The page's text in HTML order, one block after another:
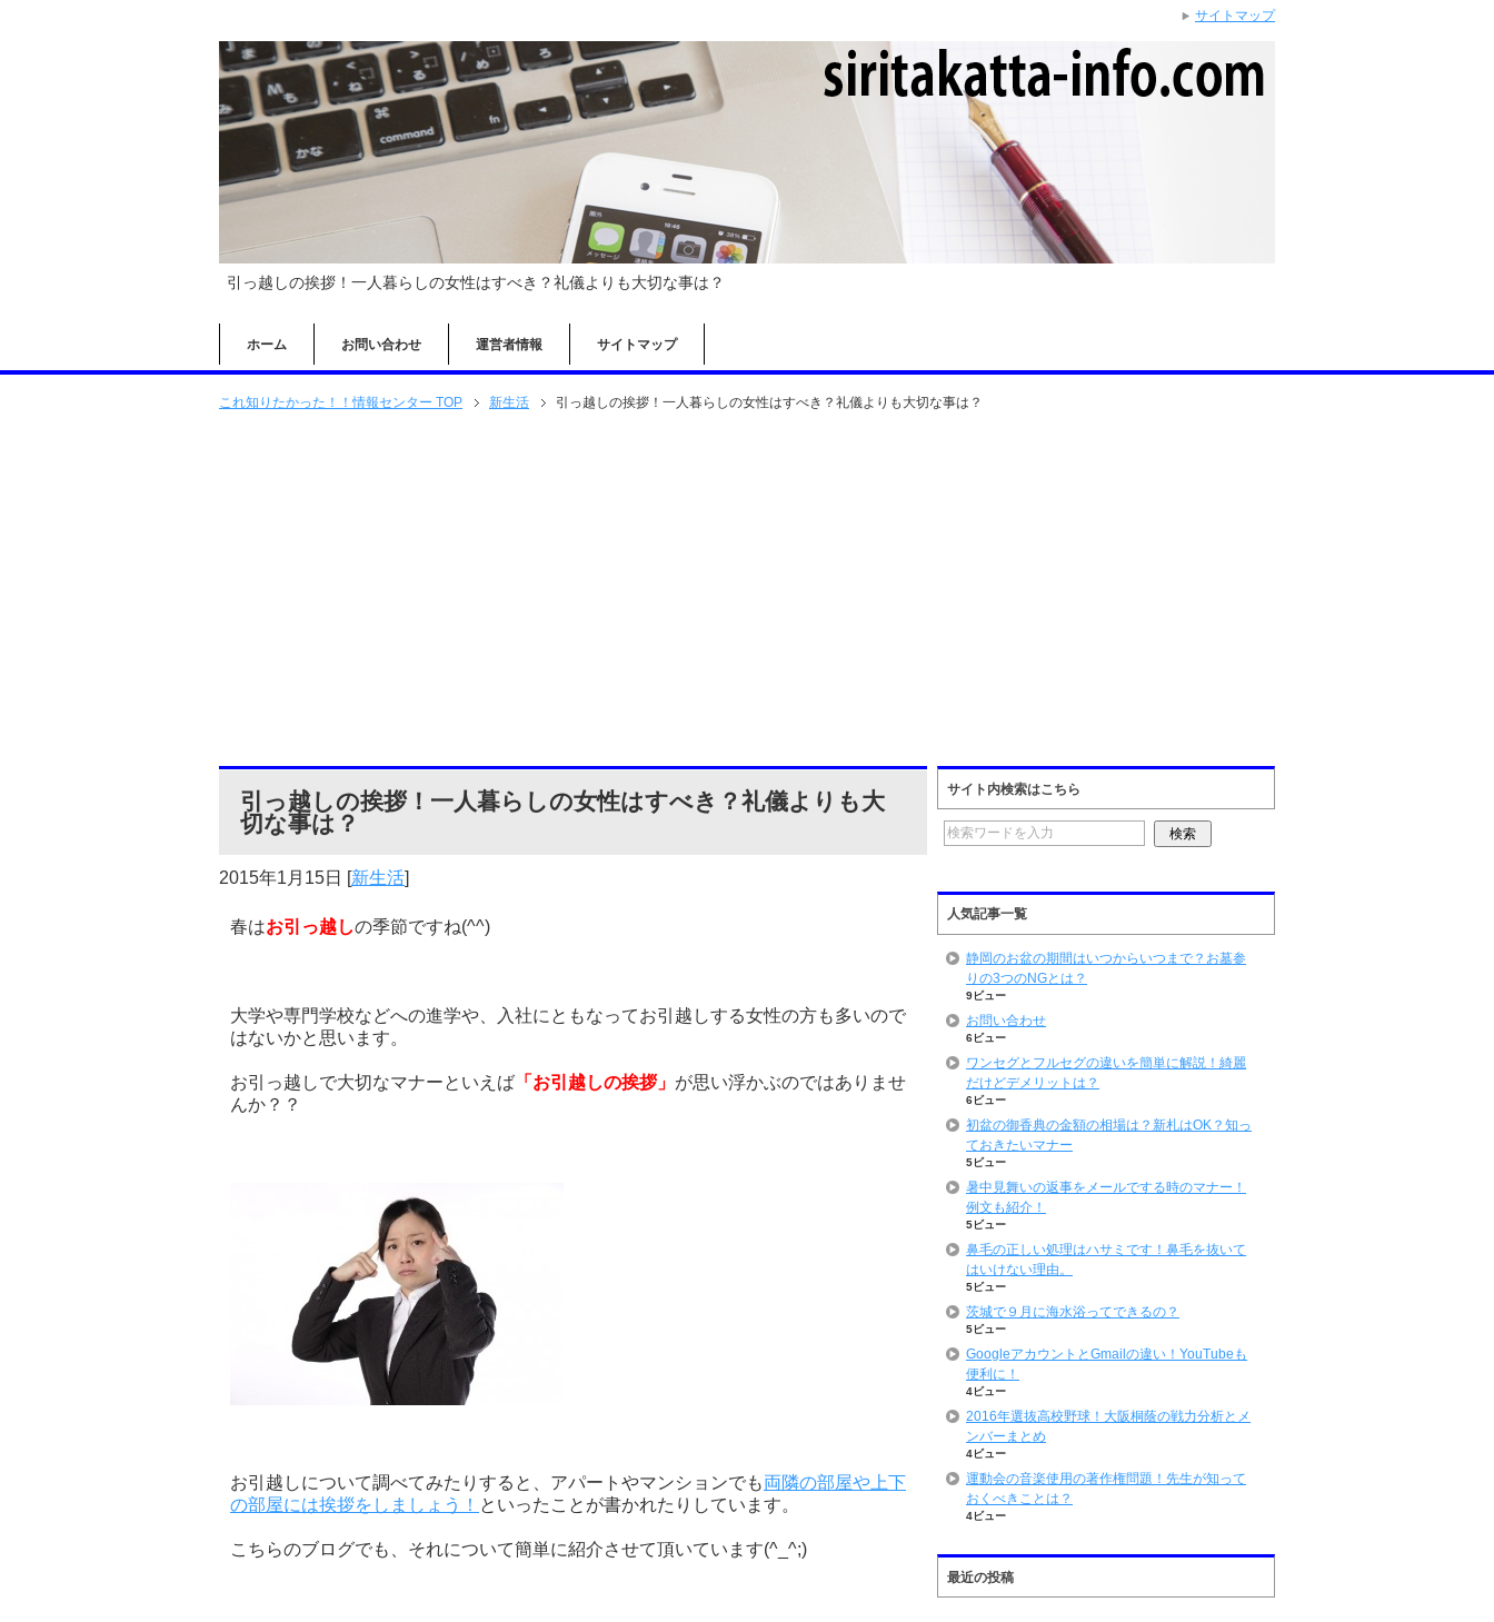
引っ越しの挨拶！一人暮らしの女性はすべき？礼儀よりも大切な事は？
ホーム お問い合わせ 運営者情報 サイトマップ
これ知りたかった！！情報センター TOP 新生活 引っ越しの挨拶！一人暮らしの女性はすべき？礼儀よりも大切な事は？
引っ越しの挨拶！一人暮らしの女性はすべき？礼儀よりも大
切な事は？
2015年1月15日 [新生活]
春はお引っ越しの季節ですね(^^)
大学や専門学校などへの進学や、入社にともなってお引越しする女性の方も多いので
はないかと思います。
お引っ越しで大切なマナーといえば 「お引越しの挨拶」 が思い浮かぶのではありませ
んか？？
お引越しについて調べてみたりすると、アパートやマンションでも両隣の部屋や上下
の部屋には挨拶をしましょう！ といったことが書かれたりしています。
こちらのブログでも、それについて簡単に紹介させて頂いています(^_^;)
サイト内検索はこちら
人気記事一覧
静岡のお盆の期間はいつからいつまで？お墓参
りの3つのNGとは？
9ビュー
お問い合わせ
6ビュー
ワンセグとフルセグの違いを簡単に解説！綺麗
だけどデメリットは？
6ビュー
初盆の御香典の金額の相場は？新札はOK？知っ
ておきたいマナー
5ビュー
暑中見舞いの返事をメールでする時のマナー！
例文も紹介！
5ビュー
鼻毛の正しい処理はハサミです！鼻毛を抜いて
はいけない理由。
5ビュー
茨城で９月に海水浴ってできるの？
5ビュー
GoogleアカウントとGmailの違い！YouTubeも
便利に！
4ビュー
2016年選抜高校野球！大阪桐蔭の戦力分析とメ
ンバーまとめ
4ビュー
運動会の音楽使用の著作権問題！先生が知って
おくべきことは？
4ビュー
最近の投稿
サイトマップ